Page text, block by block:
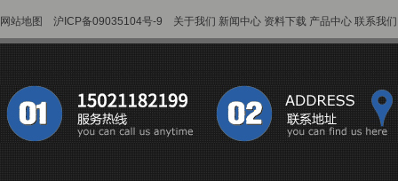
网站地图 沪ICP备09035104号-9 关于我们 新闻中心 资料下载 产品中心 联系我们